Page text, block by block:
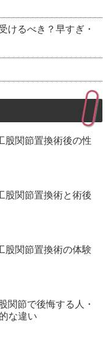
るべき？早すぎ・
関節置換術後の性
関節置換術と術後
関節置換術の体験
関節で後悔する人・
な違い